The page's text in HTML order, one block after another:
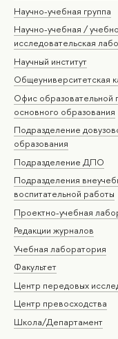
Научно-учебная группа
Научно-учебная /
исследовательская
Научный институт
Общеуниверситетская
Офис образовательной
основного образования
Подразделение
образования
Подразделение ДПО
Подразделения
воспитательной работы
Проектно-учебная
Редакции журналов
Учебная лаборатория
Факультет
Центр передовых
Центр превосходства
Школа/Департамент